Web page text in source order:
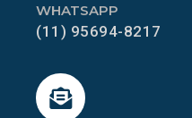
WHATSAPP
(11) 95694-8217